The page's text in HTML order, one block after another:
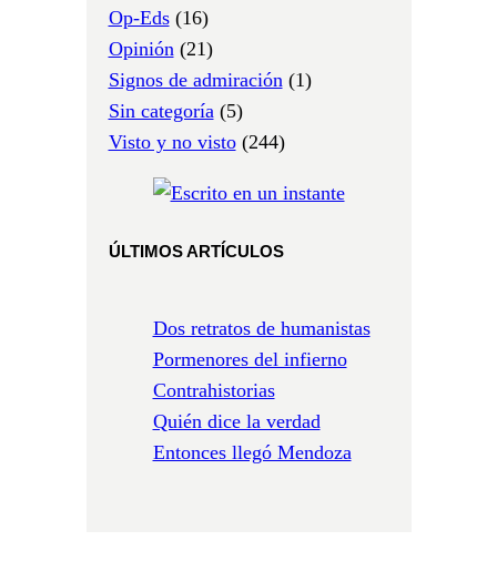
Op-Eds(16)
Opinión(21)
Signos de admiración(1)
Sin categoría(5)
Visto y no visto(244)
ÚLTIMOS ARTÍCULOS
Dos retratos de humanistas
Pormenores del infierno
Contrahistorias
Quién dice la verdad
Entonces llegó Mendoza